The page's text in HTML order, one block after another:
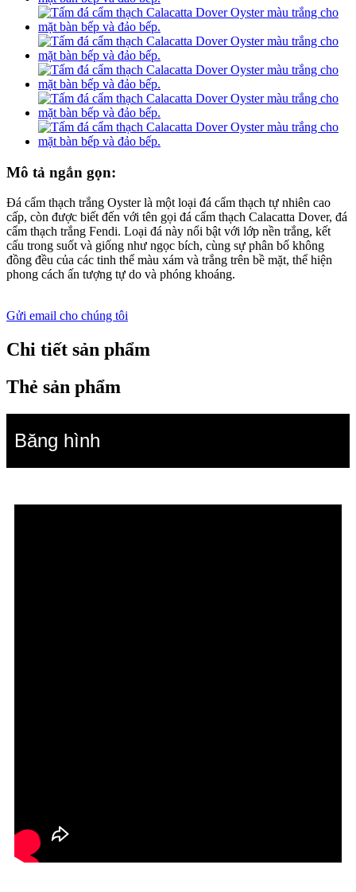
Mô tả ngắn gọn:
Đá cẩm thạch trắng Oyster là một loại đá cẩm thạch tự nhiên cao
cấp, còn được biết đến với tên gọi đá cẩm thạch Calacatta Dover, đá
cẩm thạch trắng Fendi. Loại đá này nổi bật với lớp nền trắng, kết
cấu trong suốt và giống như ngọc bích, cùng sự phân bố không
đồng đều của các tinh thể màu xám và trắng trên bề mặt, thể hiện
phong cách ấn tượng tự do và phóng khoáng.
Gửi email cho chúng tôi
Chi tiết sản phẩm
Thẻ sản phẩm
Băng hình